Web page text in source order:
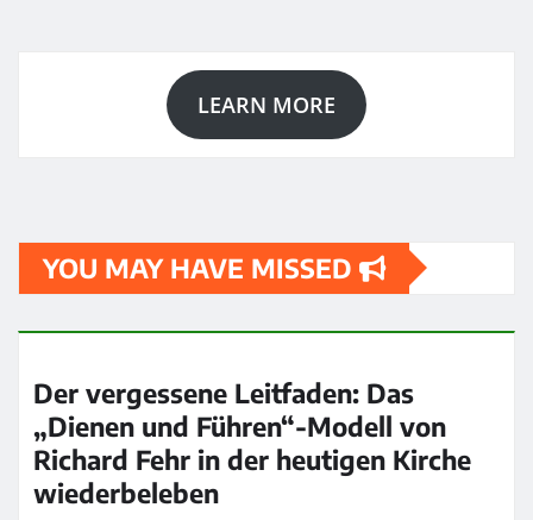
LEARN MORE
YOU MAY HAVE MISSED
Der vergessene Leitfaden: Das
„Dienen und Führen“-Modell von
Richard Fehr in der heutigen Kirche
wiederbeleben